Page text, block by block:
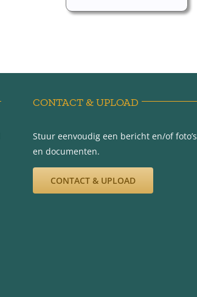
CONTACT & UPLOAD
Stuur eenvoudig een bericht en/of foto’s
en documenten.
CONTACT & UPLOAD